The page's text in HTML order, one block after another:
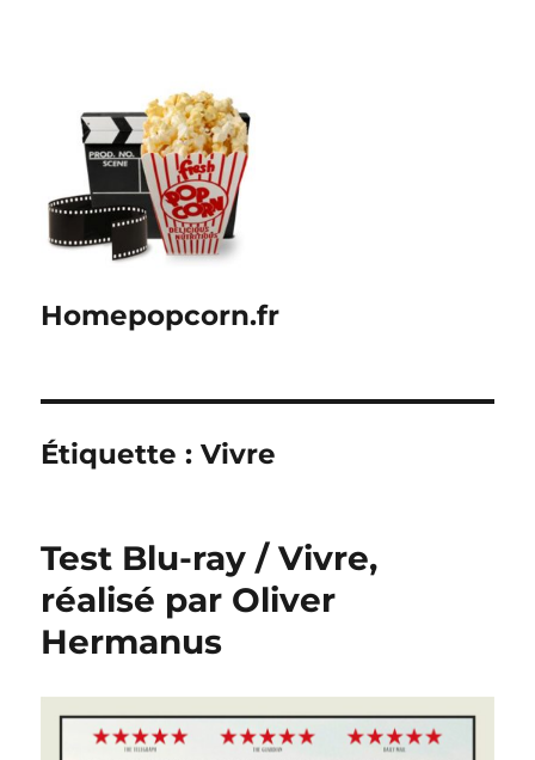
Homepopcorn.fr
Étiquette :Vivre
Test Blu-ray / Vivre,
réalisé par Oliver
Hermanus